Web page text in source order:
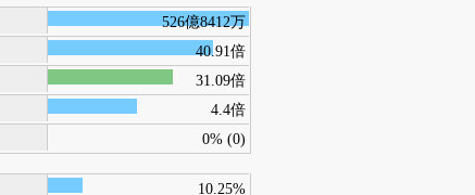
526億8412万
40.91倍
31.09倍
4.4倍
0% (0)
10.25%